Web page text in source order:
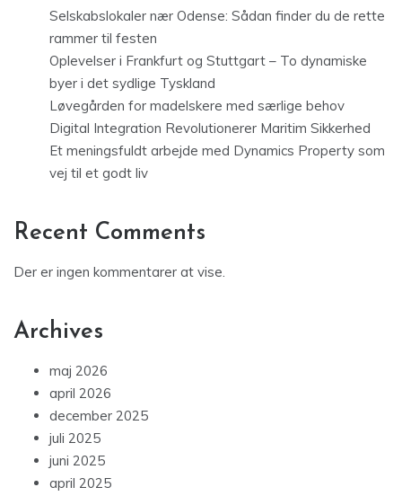
Selskabslokaler nær Odense: Sådan finder du de rette
rammer til festen
Oplevelser i Frankfurt og Stuttgart – To dynamiske
byer i det sydlige Tyskland
Løvegården for madelskere med særlige behov
Digital Integration Revolutionerer Maritim Sikkerhed
Et meningsfuldt arbejde med Dynamics Property som
vej til et godt liv
Recent Comments
Der er ingen kommentarer at vise.
Archives
maj 2026
april 2026
december 2025
juli 2025
juni 2025
april 2025